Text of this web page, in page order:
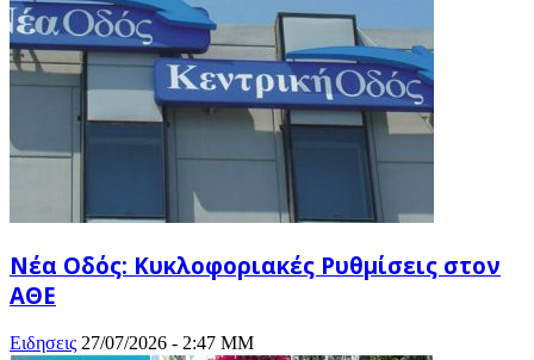
Νέα Οδός: Κυκλοφοριακές Ρυθμίσεις στον
ΑΘΕ
Ειδησεις 27/07/2026 - 2:47 ΜΜ